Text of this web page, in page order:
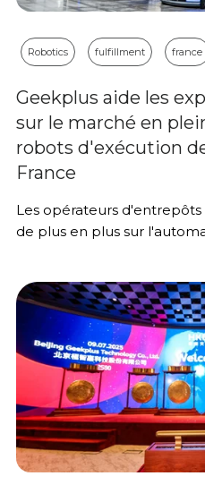
Robotics fulfillment france
Geekplus aide les
sur le marché en
robots d'exécution
France
Les opérateurs
de plus en plus sur